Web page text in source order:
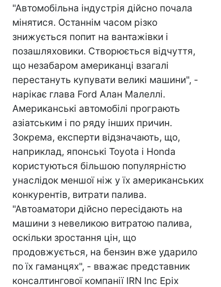
"Автомобільна індустрія дійсно почала
мінятися. Останнім часом різко
знижується попит на вантажівки і
позашляховики. Створюється відчуття,
що незабаром американці взагалі
перестануть купувати великі машини", -
нарікає глава Ford Алан Малеллі.
Американські автомобілі програють
азіатським і по ряду інших причин.
Зокрема, експерти відзначають, що,
наприклад, японські Toyota і Honda
користуються більшою популярністю
унаслідок меншої ніж у їх американських
конкурентів, витрати палива.
"Автоаматори дійсно пересідають на
машини з невеликою витратою палива,
оскільки зростання цін, що
продовжується, на бензин вже ударило
по їх гаманцях", - вважає представник
консалтингової компанії IRN Inc Еріх